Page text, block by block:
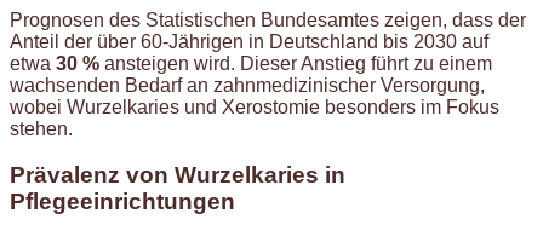
Prognosen des Statistischen Bundesamtes zeigen, dass der
Anteil der über 60-Jährigen in Deutschland bis 2030 auf
etwa 30 % ansteigen wird. Dieser Anstieg führt zu einem
wachsenden Bedarf an zahnmedizinischer Versorgung,
wobei Wurzelkaries und Xerostomie besonders im Fokus
stehen.
Prävalenz von Wurzelkaries in
Pflegeeinrichtungen